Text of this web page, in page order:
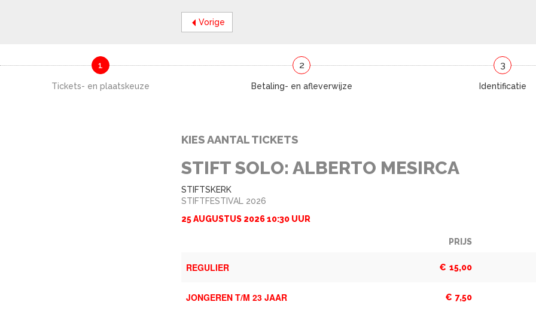
Vorige
1
Tickets- en plaatskeuze
2
Betaling- en afleverwijze
3
Identificatie
KIES AANTAL TICKETS
STIFT SOLO: ALBERTO MESIRCA
STIFTSKERK
STIFTFESTIVAL 2026
25 AUGUSTUS 2026 10:30 UUR
PRIJS
REGULIER € 15,00
JONGEREN T/M 23 JAAR € 7,50